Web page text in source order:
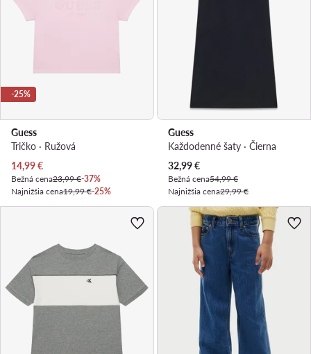
-25%
Guess
Tričko · Ružová
Aktuálna cena
14,99€
Bežná cena23,99 €-37%
Najnižšia cena19,99 €-25%
Guess
Každodenné šaty · Čierna
Aktuálna cena
32,99€
Bežná cena54,99 €
Najnižšia cena29,99 €